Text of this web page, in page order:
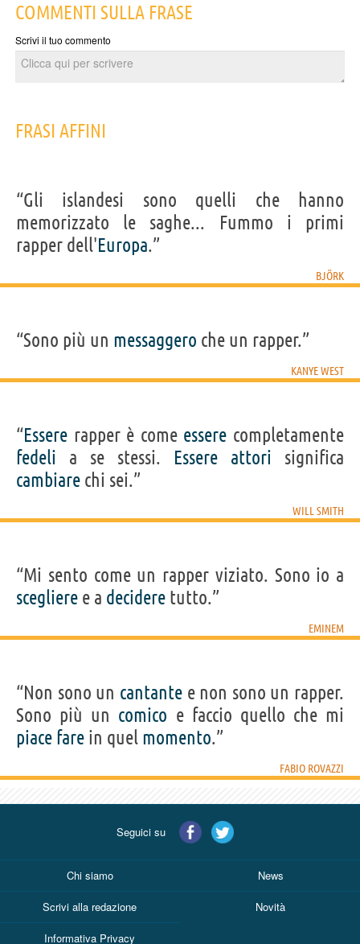
COMMENTI SULLA FRASE
Scrivi il tuo commento
FRASI AFFINI
“Gli islandesi sono quelli che hanno
memorizzato le saghe... Fummo i primi
rapper dell'Europa.”
BJÖRK
“Sono più un messaggero che un rapper.”
KANYE WEST
“Essere rapper è come essere completamente
fedeli a se stessi. Essere attori significa
cambiare chi sei.”
WILL SMITH
“Mi sento come un rapper viziato. Sono io a
scegliere e a decidere tutto.”
EMINEM
“Non sono un cantantee non sono un rapper.
Sono più un comico e faccio quello che mi
piace fare in quel momento.”
FABIO ROVAZZI
Seguici su
Chi siamo News
Scrivi alla redazione Novità
Informativa Privacy